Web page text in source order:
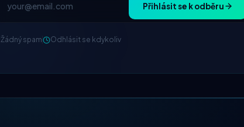
Přihlásit se k odběru
Žádný spam Odhlásit se kdykoliv